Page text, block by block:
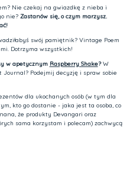
Nie czekaj na gwiazdkę z nieba i
nie? Zastanów się, o czym marzysz.
swój pamiętnik? Vintage Poem
Dotrzyma wszystkich!
w apetycznym Raspberry Shake? W
Journal? Podejmij decyzję i spraw sobie
dla ukochanych osób (w tym dla
kto go dostanie - jaka jest ta osoba, co
że produkty Devangari oraz
sama korzystam i polecam) zachwycą